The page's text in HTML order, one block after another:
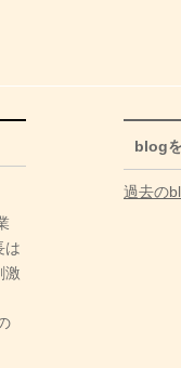
は
激
blog
過去の